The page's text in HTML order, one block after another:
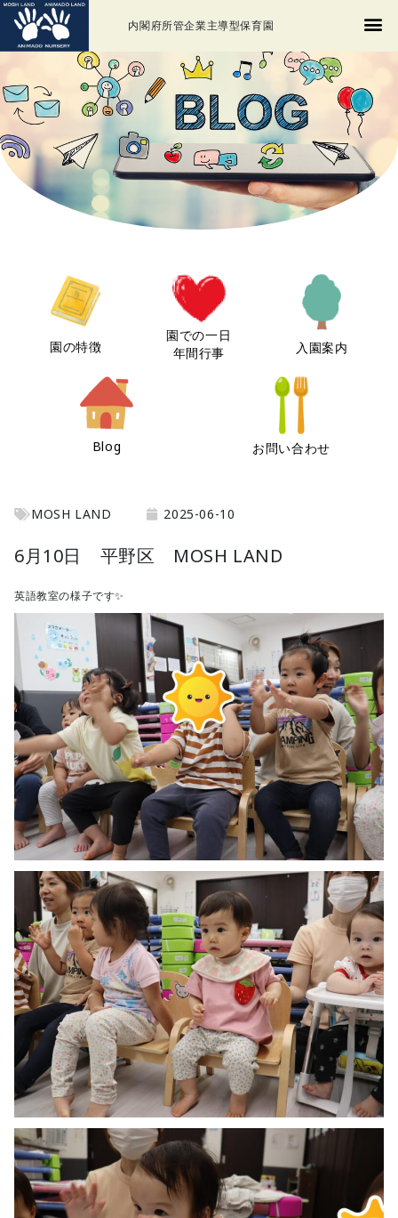
内閣府所管企業主導型保育園
園の特徴
園での一日
年間行事
入園案内
Blog お問い合わせ
MOSH LAND 2025-06-10
6月10日 平野区 MOSH LAND
英語教室の様子です✨